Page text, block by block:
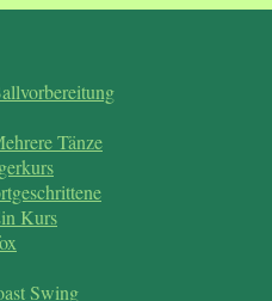
Tänze
Kurs
Swing